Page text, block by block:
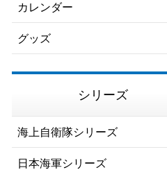
カレンダー
グッズ
シリーズ
海上自衛隊シリーズ
日本海軍シリーズ